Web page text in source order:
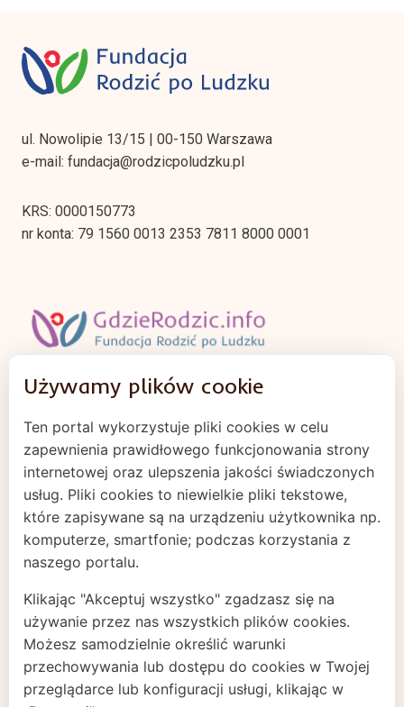
ul. Nowolipie 13/15 | 00-150 Warszawa
e-mail: fundacja@rodzicpoludzku.pl
KRS: 0000150773
nr konta: 79 1560 0013 2353 7811 8000 0001
Polityka prywatności
Cookies
Projekt zrealizowano dzięki dotacji od Fundacji
im. Stefana Batorego.
Używamy plików cookie
Ten portal wykorzystuje pliki cookies w celu
zapewnienia prawidłowego funkcjonowania strony
internetowej oraz ulepszenia jakości świadczonych
usług. Pliki cookies to niewielkie pliki tekstowe,
które zapisywane są na urządzeniu użytkownika np.
komputerze, smartfonie; podczas korzystania z
naszego portalu.
Klikając "Akceptuj wszystko" zgadzasz się na
używanie przez nas wszystkich plików cookies.
Możesz samodzielnie określić warunki
przechowywania lub dostępu do cookies w Twojej
przeglądarce lub konfiguracji usługi, klikając w